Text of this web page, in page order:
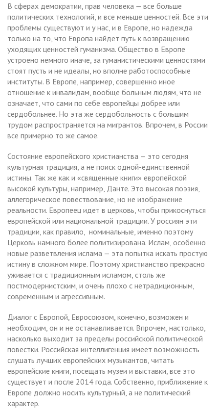
В сферах демократии, прав человека — все больше
политических технологий, и все меньше ценностей. Все эти
проблемы существуют и у нас, и в Европе, но надежда
только на то, что Европа найдет путь к возвращению
уходящих ценностей гуманизма. Общество в Европе
устроено немного иначе, за гуманистическими ценностями
стоят пусть и не идеалы, но вполне работоспособные
институты. В Европе, например, совершенно иное
отношение к инвалидам, вообще больным людям, что не
означает, что сами по себе европейцы добрее или
сердобольнее. Но эта же сердобольность с большим
трудом распространяется на мигрантов. Впрочем, в России
все примерно то же самое.
Состояние европейского христианства — это сегодня
культурная традиция, а не поиск одной-единственной
истины. Так же как и «священные книги» европейской
высокой культуры, например, Данте. Это высокая поэзия,
аллегорическое повествование, но не изображение
реальности. Европеец идет в церковь, чтобы прикоснуться
европейской или национальной традиции. У россиян эти
традиции, как правило, номинальные, именно поэтому
Церковь намного более политизирована. Ислам, особенно
новые разветвления ислама — эта попытка искать простую
истину в сложном мире. Поэтому христианство прекрасно
уживается с традиционным исламом, столь же
постмодернистским, и очень плохо с нетрадиционным,
современным и агрессивным.
Диалог с Европой, Евросоюзом, конечно, возможен и
необходим, он и не останавливается. Впрочем, настолько,
насколько выходит за пределы российской политической
повестки. Российская интеллигенция имеет возможность
слушать лучших европейских музыкантов, читать
европейские книги, посещать музеи и выставки, все это
существует и после 2014 года. Собственно, приближение к
Европе должно носить культурный, а не политический
характер.